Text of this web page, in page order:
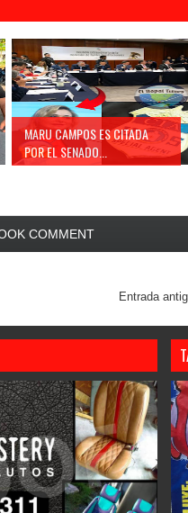
MARU CAMPOS ES CITADA
POR EL SENADO...
COMMENT
Entrada